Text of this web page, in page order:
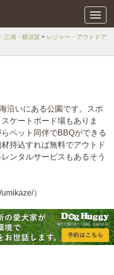
メ
ニ
ュ
三浦・横須賀
レジャー・アウトドア
沿いにある公園です。スポ
ケートボード場もありま
ペット同伴でBBQができる
持込すれば無料でアウトド
ンタルサービスもあるそう
）